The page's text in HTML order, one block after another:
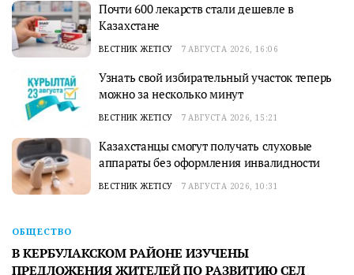
Почти 600 лекарств стали дешевле в
Казахстане
ВЕСТНИК ЖЕТІСУ 7 АВГУСТА 2026, 16:06
Узнать свой избирательный участок теперь
можно за несколько минут
ВЕСТНИК ЖЕТІСУ 7 АВГУСТА 2026, 15:21
Казахстанцы смогут получать слуховые
аппараты без оформления инвалидности
ВЕСТНИК ЖЕТІСУ 7 АВГУСТА 2026, 10:31
ОБЩЕСТВО
В КЕРБУЛАКСКОМ РАЙОНЕ ИЗУЧЕНЫ
ПРЕДЛОЖЕНИЯ ЖИТЕЛЕЙ ПО РАЗВИТИЮ СЕЛ